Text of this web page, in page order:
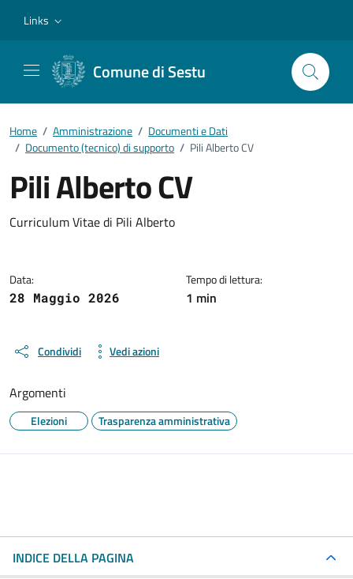
Links
Comune di Sestu
Home / Amministrazione / Documenti e Dati
/ Documento (tecnico) di supporto / Pili Alberto CV
Pili Alberto CV
Dettagli del documento
Curriculum Vitae di Pili Alberto
Data:
28 Maggio 2026
Tempo di lettura:
1 min
Condividi Vedi azioni
Argomenti
Elezioni Trasparenza amministrativa
INDICE DELLA PAGINA